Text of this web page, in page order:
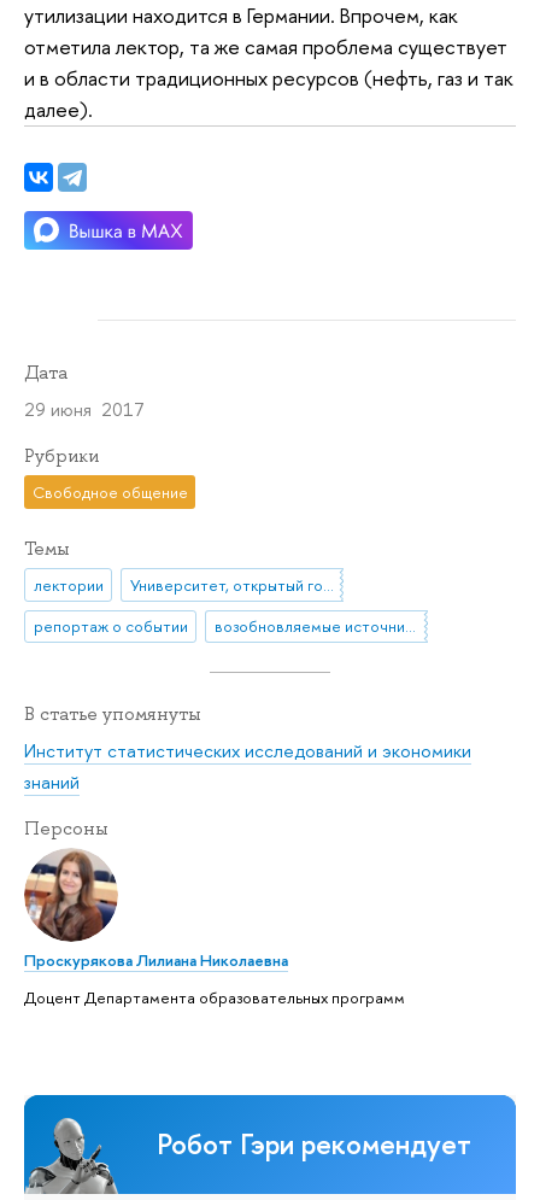
утилизации находится в Германии. Впрочем, как
отметила лектор, та же самая проблема существует
и в области традиционных ресурсов (нефть, газ и так
далее).
Дата
29 июня 2017
Рубрики
Свободное общение
Темы
лектории
Университет, открытый городу
репортаж о событии
возобновляемые источники энергии
В статье упомянуты
Институт статистических исследований и экономики
знаний
Персоны
Проскурякова Лилиана Николаевна
Доцент Департамента образовательных программ
Робот Гэри рекомендует